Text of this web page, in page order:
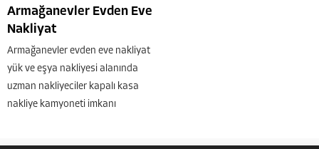
Armağanevler Evden Eve
Nakliyat
Armağanevler evden eve nakliyat
yük ve eşya nakliyesi alanında
uzman nakliyeciler kapalı kasa
nakliye kamyoneti imkanı